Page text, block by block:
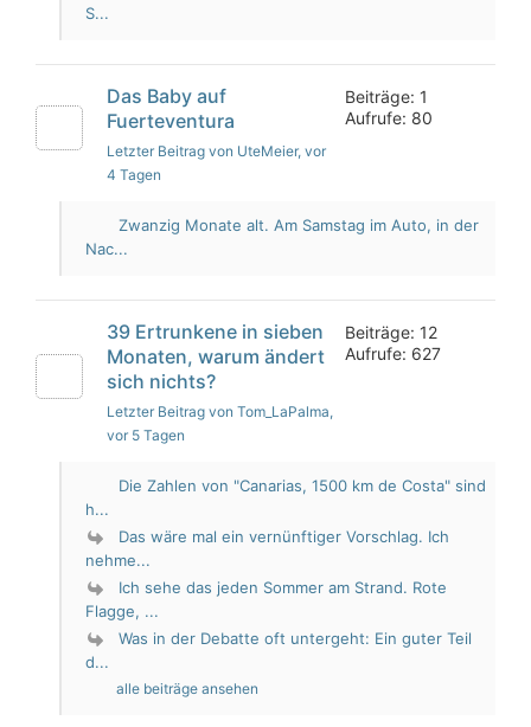
S...
Das Baby auf
Fuerteventura
Letzter Beitrag von UteMeier, vor
4 Tagen
Beiträge: 1
Aufrufe: 80
Zwanzig Monate alt. Am Samstag im Auto, in der
Nac...
39 Ertrunkene in sieben
Monaten, warum ändert
sich nichts?
Letzter Beitrag von Tom_LaPalma,
vor 5 Tagen
Beiträge: 12
Aufrufe: 627
Die Zahlen von "Canarias, 1500 km de Costa" sind
h...
Das wäre mal ein vernünftiger Vorschlag. Ich
nehme...
Ich sehe das jeden Sommer am Strand. Rote
Flagge, ...
Was in der Debatte oft untergeht: Ein guter Teil
d...
alle beiträge ansehen